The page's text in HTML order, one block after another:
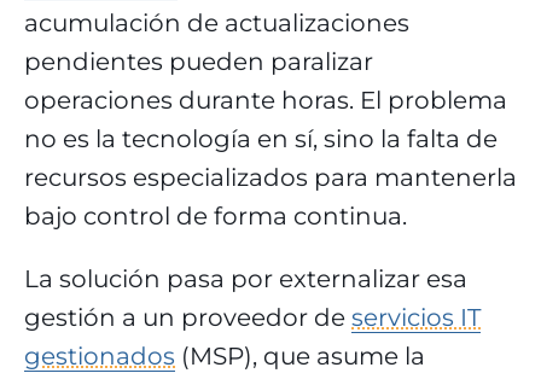
acumulación de actualizaciones
pendientes pueden paralizar
operaciones durante horas. El problema
no es la tecnología en sí, sino la falta de
recursos especializados para mantenerla
bajo control de forma continua.
La solución pasa por externalizar esa
gestión a un proveedor de servicios IT
gestionados (MSP), que asume la